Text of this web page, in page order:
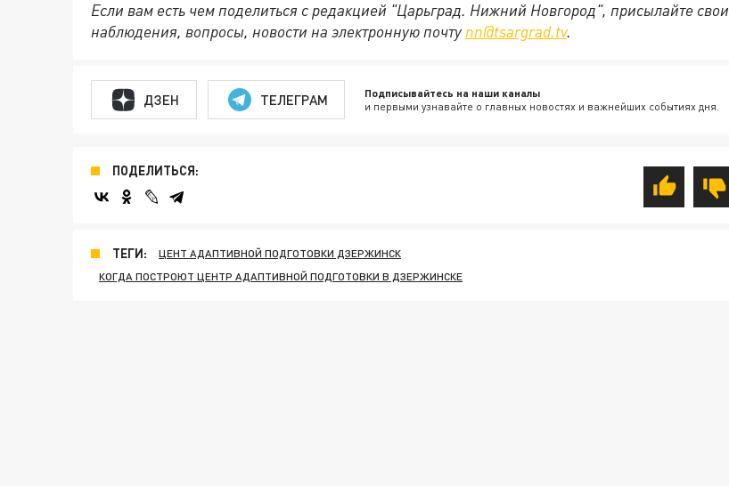
Если вам есть чем поделиться с редакцией "Царьград. Нижний Новгород", присылайте свои
наблюдения, вопросы, новости на электронную почту nn@tsargrad.tv.
ДЗЕН ТЕЛЕГРАМ Подписывайтесь на наши каналы
и первыми узнавайте о главных новостях и важнейших событиях дня.
ПОДЕЛИТЬСЯ:
ТЕГИ:
ЦЕНТ АДАПТИВНОЙ ПОДГОТОВКИ ДЗЕРЖИНСК
КОГДА ПОСТРОЮТ ЦЕНТР АДАПТИВНОЙ ПОДГОТОВКИ В ДЗЕРЖИНСКЕ